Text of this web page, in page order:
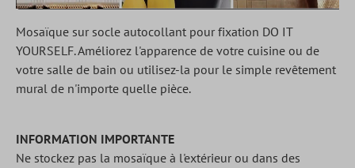
Mosaïque sur socle autocollant pour fixation DO IT
YOURSELF. Améliorez l'apparence de votre cuisine ou de
votre salle de bain ou utilisez-la pour le simple revêtement
mural de n'importe quelle pièce.
INFORMATION IMPORTANTE
Ne stockez pas la mosaïque à l'extérieur ou dans des